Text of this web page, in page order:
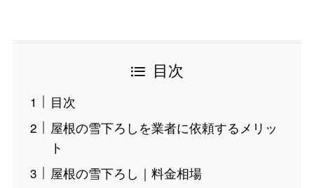
目次
目次
屋根の雪下ろしを業者に依頼するメリッ
ト
屋根の雪下ろし｜料金相場